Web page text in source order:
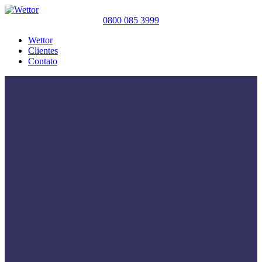
0800 085 3999
Wettor
Clientes
Contato